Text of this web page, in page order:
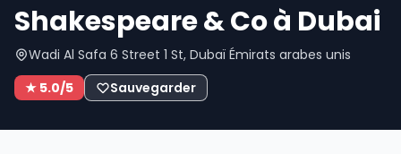
Shakespeare & Co à Dubai
Wadi Al Safa 6 Street 1 St, Dubaï Émirats arabes unis
★ 5.0/5
Sauvegarder